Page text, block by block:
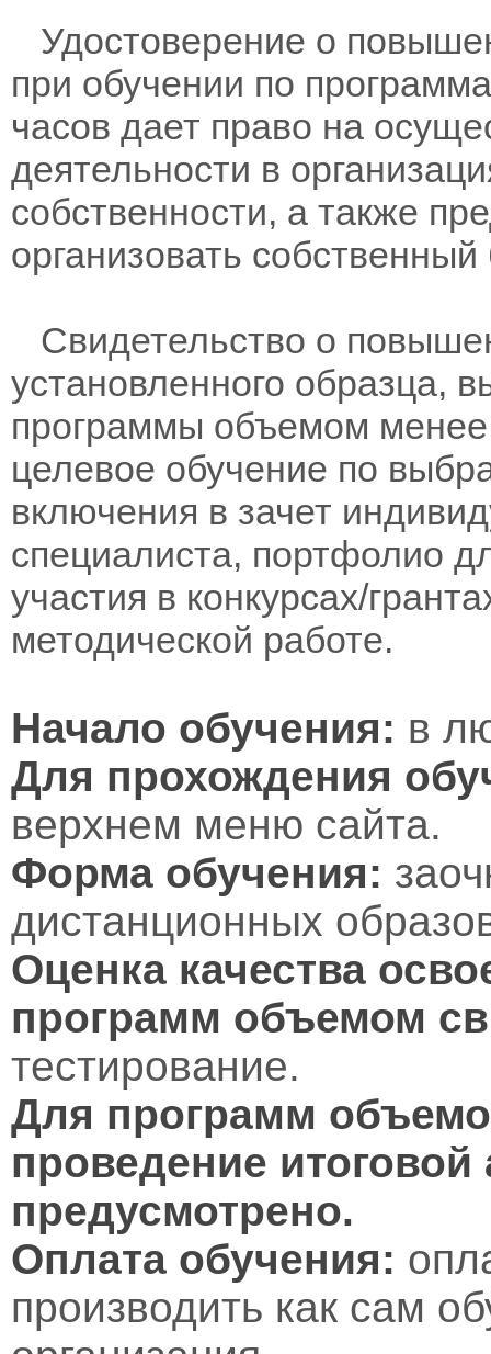
Удостоверение о
при обучении по
часов дает право на
деятельности в
собственности, а также
организовать
Свидетельство о
установленного образца,
программы объемом менее
целевое обучение по
включения в зачет
специалиста, портфолио
участия в конкурсах/
методической работе.
Начало обучения: в
Для прохождения
верхнем меню сайта.
Форма обучения:
дистанционных
Оценка качества
программ объемом
тестирование.
Для программ
проведение итоговой
предусмотрено.
Оплата обучения:
производить как сам